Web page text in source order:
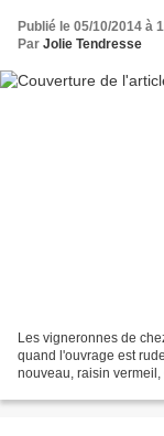
Publié le 05/10/2014 à
Par Jolie Tendresse
Les vigneronnes de
quand l'ouvrage est
nouveau, raisin